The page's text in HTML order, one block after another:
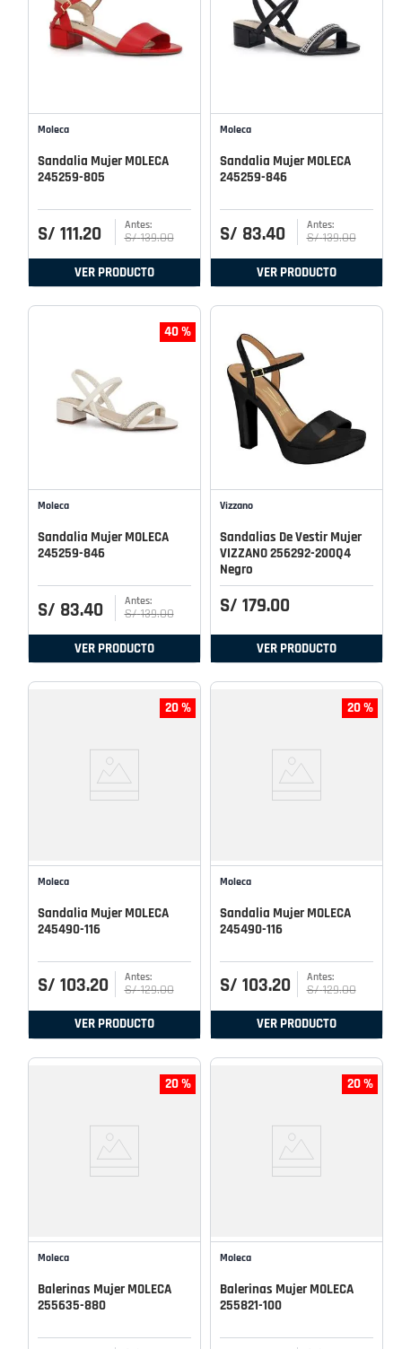
Moleca
Sandalia Mujer MOLECA
245259-805
S/ 111.20 S/ 139.00
VER PRODUCTO
Moleca
Sandalia Mujer MOLECA
245259-846
S/ 83.40 S/ 139.00
VER PRODUCTO
40 %
Moleca
Sandalia Mujer MOLECA
245259-846
S/ 83.40 S/ 139.00
VER PRODUCTO
Vizzano
Sandalias De Vestir Mujer
VIZZANO 256292-200Q4
Negro
S/ 179.00
VER PRODUCTO
20 %
Moleca
Sandalia Mujer MOLECA
245490-116
S/ 103.20 S/ 129.00
VER PRODUCTO
20 %
Moleca
Sandalia Mujer MOLECA
245490-116
S/ 103.20 S/ 129.00
VER PRODUCTO
20 %
Moleca
Balerinas Mujer MOLECA
255635-880
20 %
Moleca
Balerinas Mujer MOLECA
255821-100